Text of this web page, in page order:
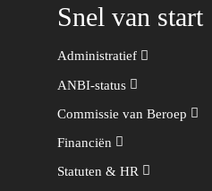
Snel van start
Administratief
ANBI-status
Commissie van Beroep
Financiën
Statuten & HR